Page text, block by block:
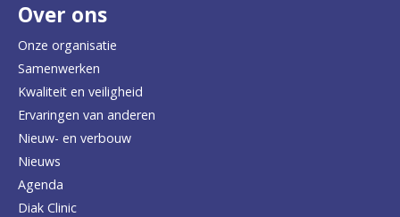
t
e
r
u
g
n
a
Over ons
Onze organisatie
Samenwerken
Kwaliteit en veiligheid
Ervaringen van anderen
Nieuw- en verbouw
Nieuws
Agenda
Diak Clinic